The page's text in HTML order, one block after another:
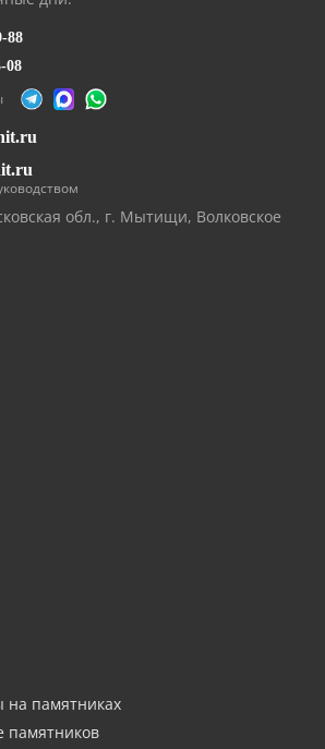
88
08
обл., г. Мытищи, Волковское
на памятниках
памятников